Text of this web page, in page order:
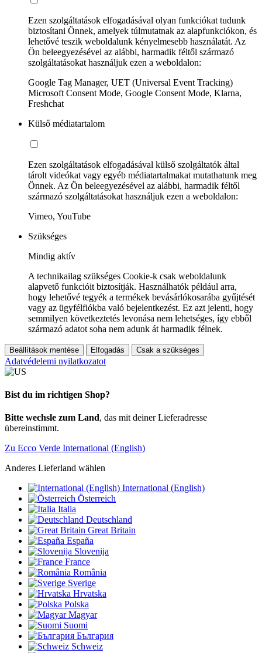
Ezen szolgáltatások elfogadásával olyan funkciókat tudunk
biztosítani Önnek, amelyek túlmutatnak az alapfunkciókon, és
lehetővé teszik weboldalunk kényelmesebb használatát. Az
Ön beleegyezésével az alábbi, harmadik féltől származó
szolgáltatásokat használjuk ezen a weboldalon:
Google Tag Manager, UET (Universal Event Tracking)
Microsoft Consent Mode, Google Consent Mode, Klarna,
Freshchat
Külső médiatartalom
Ezen szolgáltatások elfogadásával külső szolgáltatók által
tárolt videókat vagy egyéb médiatartalmakat mutathatunk meg
Önnek. Az Ön beleegyezésével az alábbi, harmadik féltől
származó szolgáltatásokat használjuk ezen a weboldalon:
Vimeo, YouTube
Szükséges
Mindig aktív
A technikailag szükséges Cookie-k csak weboldalunk
alapvető funkcióit biztosítják. Használhatók például arra,
hogy lehetővé tegyék a termékek bevásárlókosarába gyűjtését
vagy az ügyfélfiókba való bejelentkezést. Ez azt jelenti, hogy
semmilyen következtetés levonása nem lehetséges, így ebből
származó adatot soha nem adunk át harmadik félnek.
Beállítások mentése Elfogadás Csak a szükséges
Adatvédelemi nyilatkozatot
Bist du im richtigen Shop?
Bitte wechsle zum Land, das mit deiner Lieferadresse
übereinstimmt.
Zu Ecco Verde International (English)
Anderes Lieferland wählen
International (English)
Österreich
Italia
Deutschland
Great Britain
España
Slovenija
France
România
Sverige
Hrvatska
Polska
Magyar
Suomi
България
Schweiz